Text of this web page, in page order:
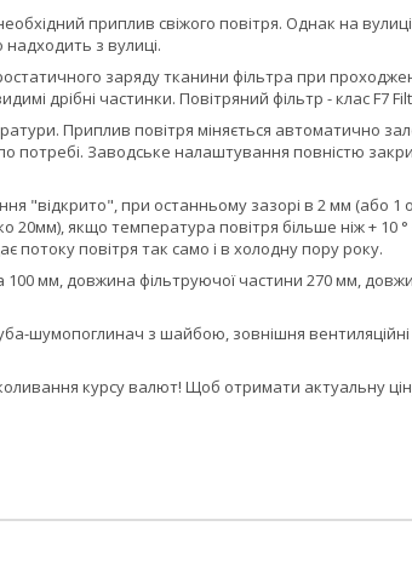
приплив свіжого повітря. Однак на вулиці
надходить з вулиці.
заряду тканини фільтра при
дрібні частинки. Повітряний фільтр - клас F7
Приплив повітря міняється автоматично
Заводське налаштування повністю
"відкрито", при останньому зазорі в 2 мм (або 1
20мм), якщо температура повітря більше ніж + 10
потоку повітря так само і в холодну пору року.
100 мм, довжина фільтруючої частини 270 мм,
шумопоглинач з шайбою, зовнішня
курсу валют! Щоб отримати актуальну